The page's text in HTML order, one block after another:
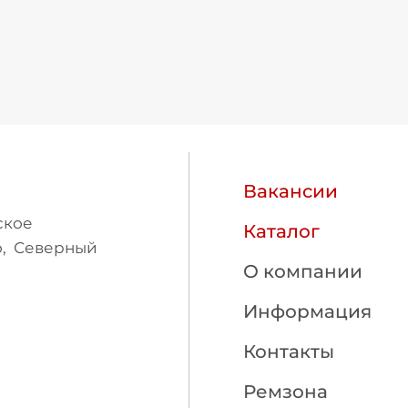
Северный
Вакансии
Каталог
О компании
Информация
Контакты
Ремзона